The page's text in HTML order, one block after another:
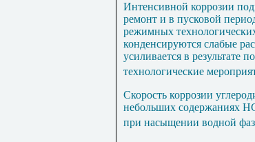
Интенсивной коррозии
ремонт и в пусковой
режимных
конденсируются слабые
усиливается в результате
технологические
Скорость коррозии
небольших содержаниях Н
при насыщении водной